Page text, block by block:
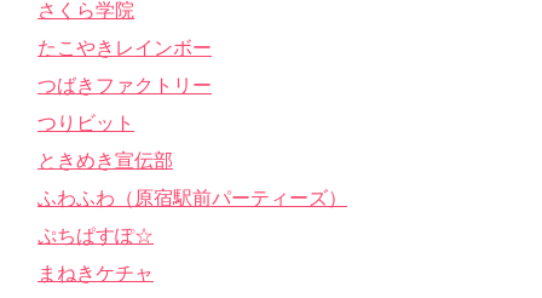
さくら学院
たこやきレインボー
つばきファクトリー
つりビット
ときめき宣伝部
ふわふわ（原宿駅前パーティーズ）
ぷちぱすぽ☆
まねきケチャ